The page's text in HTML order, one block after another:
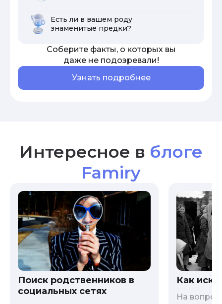
Есть ли в вашем роду
знаменитые предки?
Соберите факты, о которых вы
даже не подозревали!
Узнать подробнее
Интересное в блоге
Famiry
Поиск родственников в
социальных сетях
Как
На вопрос